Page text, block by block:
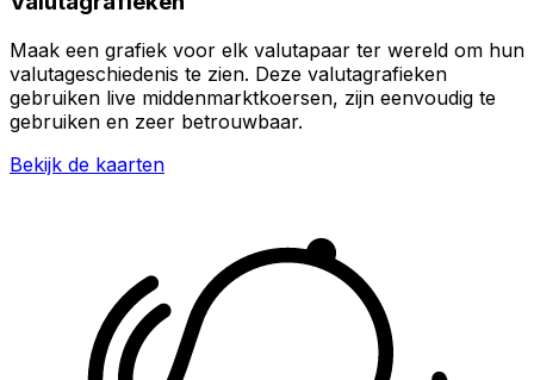
Maak een grafiek voor elk valutapaar ter wereld om hun
valutageschiedenis te zien. Deze valutagrafieken
gebruiken live middenmarktkoersen, zijn eenvoudig te
gebruiken en zeer betrouwbaar.
Bekijk de kaarten